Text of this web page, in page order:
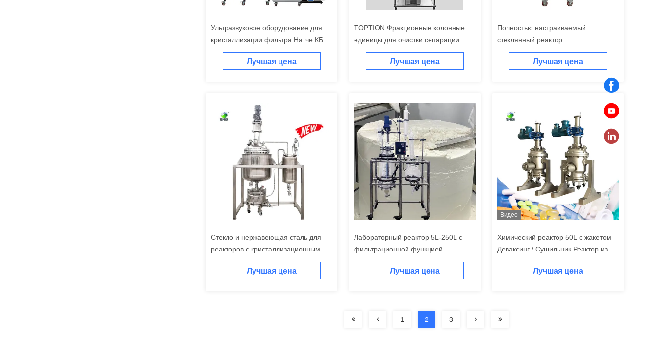
Ультразвуковое оборудование для
кристаллизации фильтра Натче КБР
Кристаллизационный реактор
Лучшая цена
TOPTION Фракционные колонные
единицы для очистки сепарации
Лучшая цена
Полностью настраиваемый
стеклянный реактор
Лучшая цена
Стекло и нержавеющая сталь для
реакторов с кристаллизационным
корпусом
Лучшая цена
Лабораторный реактор 5L-250L с
фильтрационной функцией
перемешивания
Лучшая цена
Видео
Химический реактор 50L с жакетом
Деваксинг / Сушильник Реактор из
нержавеющей стали
Лучшая цена
1 2 3